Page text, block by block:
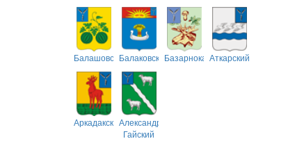
БалашовскийБалаковскийБазарнокарабулакский
Аткарский
АркадакскийАлександрово-
Гайский